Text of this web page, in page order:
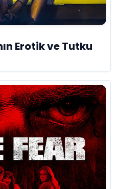
Erotik ve Tutku